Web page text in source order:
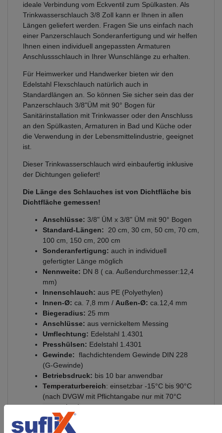
ideale Verbindung vom Eckventil zum Spülkasten. Als
Trinkwasserschlauch 3/8 Zoll kann er Ihnen in allen
Längen geliefert werden. Fragen Sie uns einfach nach
einer Panzerschlauch Sonderanfertigung und wir helfen
Ihnen einen individuell angepassten Armaturen
Anschlussschlauch in Ihrer Wunschlänge zu erhalten.
Für Heimwerker und Handwerker bieten wir den
Edelstahl Flexschlauch natürlich auch in
Standardlängen an. So können Sie sicher sein das der
Panzerschlauch 3/8"ÜM mit 90° Bogen für
Sanitärinstallation mit Trinkwasser oder den Anschluss
an den Spülkasten, Armaturen in Bad und Küche oder
die Verwendung in der Lebensmittelindustrie, geeignet
ist.
Dieser Trinkwasserschlauch wird einbaufertig inklusive
der Dichtungen geliefert!
Die Länge des Schlauches ist von Dichtfläche bis
Dichtfläche gemessen!
Anschlüsse: 3/8" ÜM x 3/8" ÜM mit 90° Bogen
Standard-Längen: 20 cm, 30 cm, 50 cm, 70 cm,
100 cm, 150 cm, 200 cm
Sonderanfertigung: auch in individuell
gefertigter Länge möglich
Nennweite: DN 8 ( ca. Außendurchmesser:12,4
mm)
Innenschlauch: aus PE (Polyethylen)
Innen-Ø: ca. 7,8 mm / Außen-Ø: ca.12,4 mm
Biegeradius: 25 mm
Anschlüsse: aus vernickeltem Messing
Umflechtung: Edelstahl 1.4301
Presshülsen: Edelstahl 1.4301
Gewinde: flachdichtendem Gewinde DIN 228
(G-Gewinde)
Betriebsdruck: bis 10 bar anwendbar
Temperaturbereich: einsetzbar -15°C bis 90°C
(nach DVGW mit Pflichtangabe nur mit 70°C
anzugeben)
Zertifizierungen:
W270 (DVGW)